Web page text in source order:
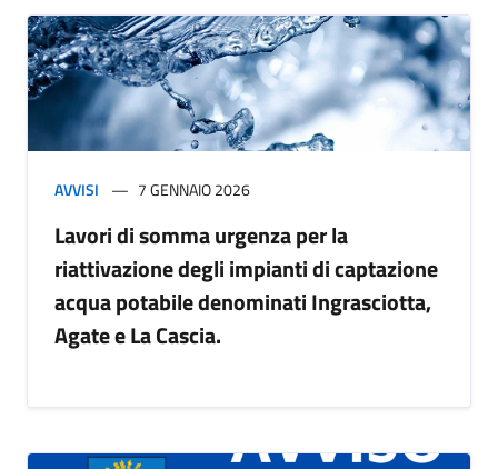
AVVISI 7 GENNAIO 2026
Lavori di somma urgenza per la
riattivazione degli impianti di captazione
acqua potabile denominati Ingrasciotta,
Agate e La Cascia.